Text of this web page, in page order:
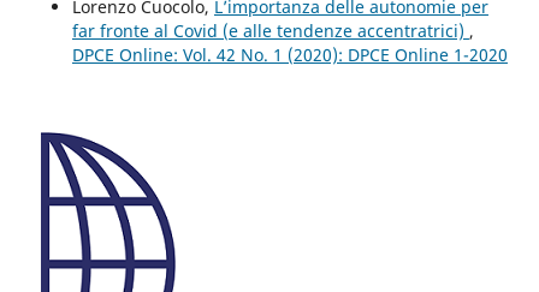
Lorenzo Cuocolo, L’importanza delle autonomie per
far fronte al Covid (e alle tendenze accentratrici) ,
DPCE Online: Vol. 42 No. 1 (2020): DPCE Online 1-2020